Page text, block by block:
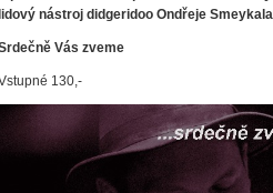
lidový nástroj didgeridoo Ondřeje
Vás zveme
130,-